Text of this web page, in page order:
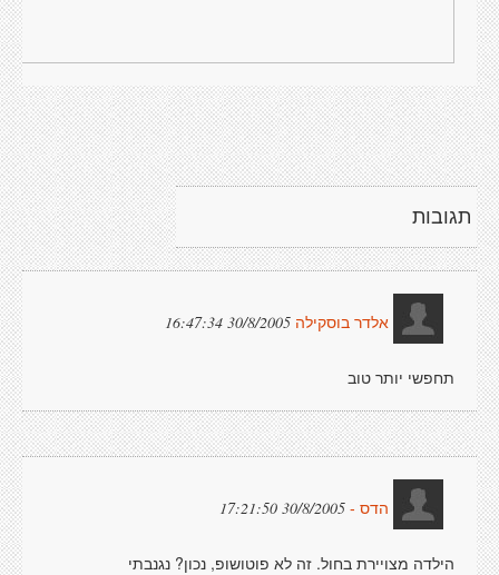
תגובות
אלדר בוסקילה 30/8/2005 16:47:34
תחפשי יותר טוב
הדס - 30/8/2005 17:21:50
הילדה מצויירת בחול. זה לא פוטושופ, נכון? נגנבתי